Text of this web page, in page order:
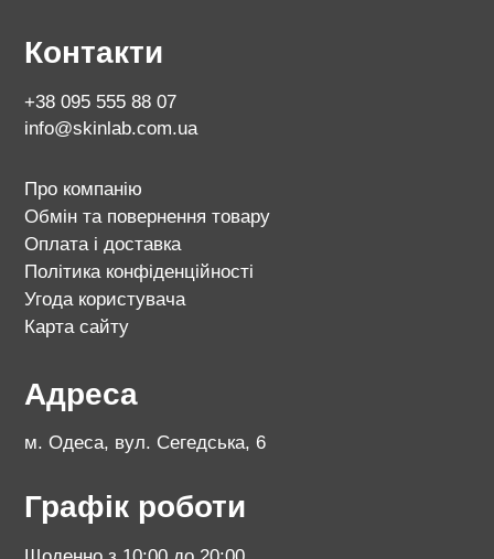
Контакти
+38 095 555 88 07
info@skinlab.com.ua
Про компанію
Обмін та повернення товару
Оплата і доставка
Політика конфіденційності
Угода користувача
Карта сайту
Адреса
м. Одеса, вул. Сегедська, 6
Графік роботи